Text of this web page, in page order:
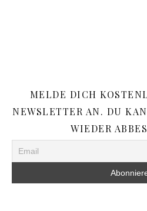
MELDE DICH
NEWSLETTER AN. DU
WIEDER